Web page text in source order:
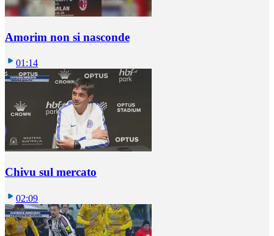
Amorim non si nasconde
01:14
Chivu sul mercato
02:09